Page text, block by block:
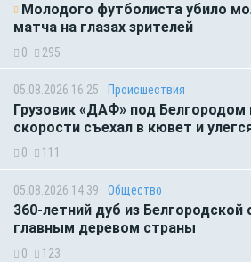
Молодого футболиста убило
матча на глазах зрителей
0 295
05.08.2026 16:25 Происшествия
Грузовик «ДАФ» под Белгородом
скорости съехал в кювет и
0 111
05.08.2026 14:39 Общество
360-летний дуб из Белгородской
главным деревом страны
0 123